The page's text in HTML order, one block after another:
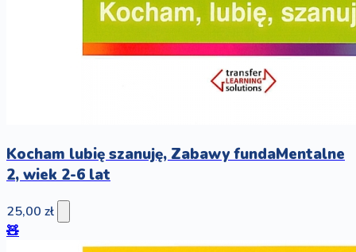
Kocham lubię szanuję, Zabawy fundaMentalne
2, wiek 2-6 lat
25,00 zł
🧸